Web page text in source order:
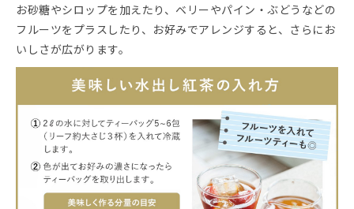
お砂糖やシロップを加えたり、ベリーやパイン・ぶどうなどの
フルーツをプラスしたり、お好みでアレンジすると、さらにお
いしさが広がります。